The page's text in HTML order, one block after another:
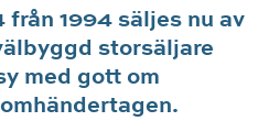
1994 säljes nu av
storsäljare
med gott om